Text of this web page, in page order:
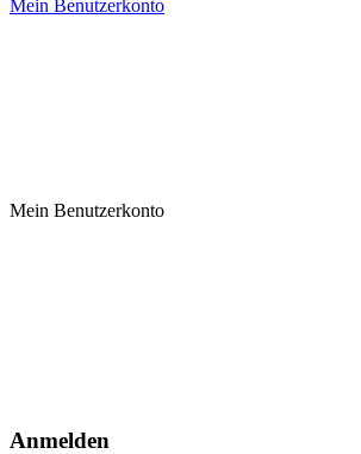
Mein Benutzerkonto
Mein Benutzerkonto
Anmelden